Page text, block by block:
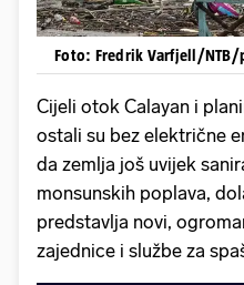
Foto: Fredrik Varfjell/
Cijeli otok Calayan i
ostali su bez električne
da zemlja još uvijek
monsunskih poplava,
predstavlja novi,
zajednice i službe za